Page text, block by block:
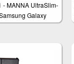
- MANNA UltraSlim-
Galaxy
TabPRO 12.2